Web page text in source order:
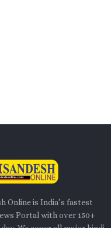
Online is India’s fastest
Portal with over 150+